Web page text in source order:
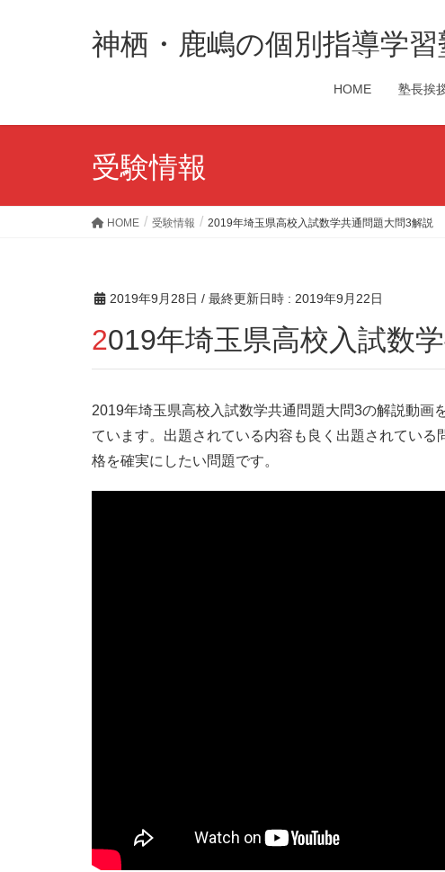
神栖・鹿嶋の個別指導学
HOME 塾長挨
受験情報
HOME 受験情報 2019年埼玉県高校入試数学共通問題大問3解説
2019年9月28日 / 最終更新日時 : 2019年9月22日
2019年埼玉県高校入試数
2019年埼玉県高校入試数学共通問題大問3の解説動画
ています。出題されている内容も良く出題されてい
格を確実にしたい問題です。